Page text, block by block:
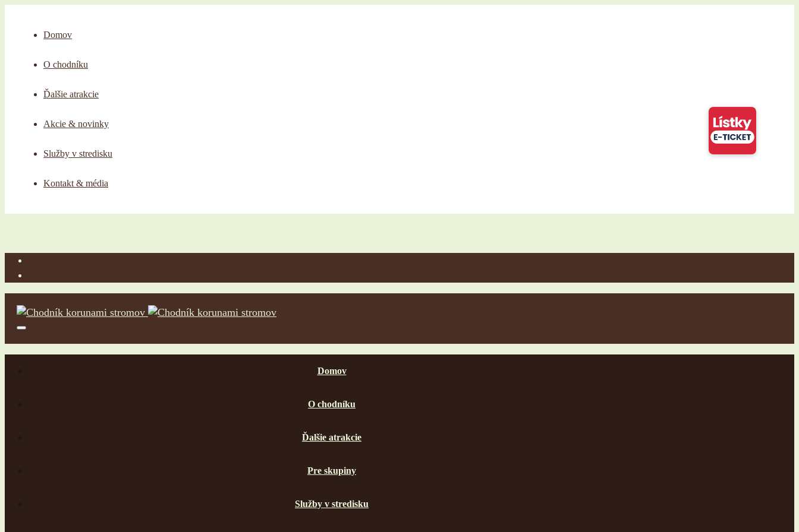
Domov
O chodníku
Ďalšie atrakcie
Akcie & novinky
Služby v stredisku
Kontakt & média
Domov
O chodníku
Ďalšie atrakcie
Pre skupiny
Služby v stredisku